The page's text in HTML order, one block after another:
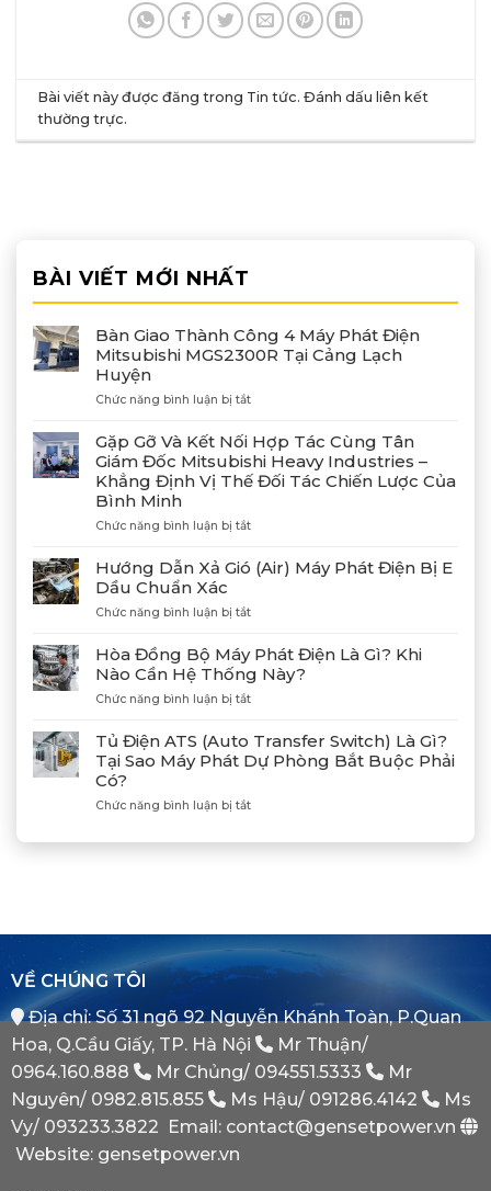
Bài viết này được đăng trong Tin tức. Đánh dấu liên kết
thường trực.
BÀI VIẾT MỚI NHẤT
Bàn Giao Thành Công 4 Máy Phát Điện
Mitsubishi MGS2300R Tại Cảng Lạch
Huyện
Chức năng bình luận bị tắtở
Giao
Thành
Công
4
Phát
MGS2300R
Cảng
Gặp Gỡ Và Kết Nối Hợp Tác Cùng Tân
Giám Đốc Mitsubishi Heavy Industries –
Khẳng Định Vị Thế Đối Tác Chiến Lược Của
Bình Minh
Chức năng bình luận bị tắtở
Gỡ
Và
Nối
Tác
Cùng
Tân
Giám
Mitsubishi
Heavy
Industries
Khẳng
Vị
Của
Bình
Minh
Hướng Dẫn Xả Gió (Air) Máy Phát Điện Bị E
Dầu Chuẩn Xác
Chức năng bình luận bị tắtở
Dẫn
Xả
Gió
(Air)
Phát
Điện
Bị
Dầu
Xác
Hòa Đồng Bộ Máy Phát Điện Là Gì? Khi
Nào Cần Hệ Thống Này?
Chức năng bình luận bị tắtở
Đồng
Bộ
Máy
Điện
Tủ Điện ATS (Auto Transfer Switch) Là Gì?
Tại Sao Máy Phát Dự Phòng Bắt Buộc Phải
Có?
Chức năng bình luận bị tắtở
Điện
Tại
Sao
Phát
Dự
Phòng
Bắt
Phải
Có?
VỀ CHÚNG TÔI
Địa chỉ: Số 31 ngõ 92 Nguyễn Khánh Toàn, P.Quan
Hoa, Q.Cầu Giấy, TP. Hà Nội
Mr Thuận/
0964.160.888
Mr Chủng/ 094551.5333
Mr
Nguyên/ 0982.815.855 Ms Hậu/ 091286.4142
Ms
Vy/ 093233.3822 Email: contact@gensetpower.vn
Website: gensetpower.vn